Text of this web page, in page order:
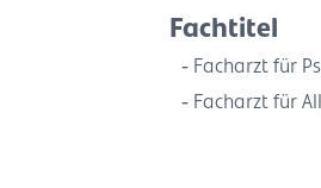
Fachtitel
Facharzt für
Facharzt für